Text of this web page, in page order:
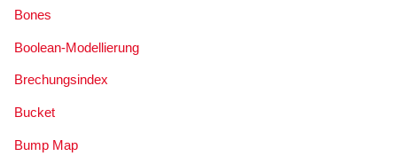
Bones
Boolean-Modellierung
Brechungsindex
Bucket
Bump Map